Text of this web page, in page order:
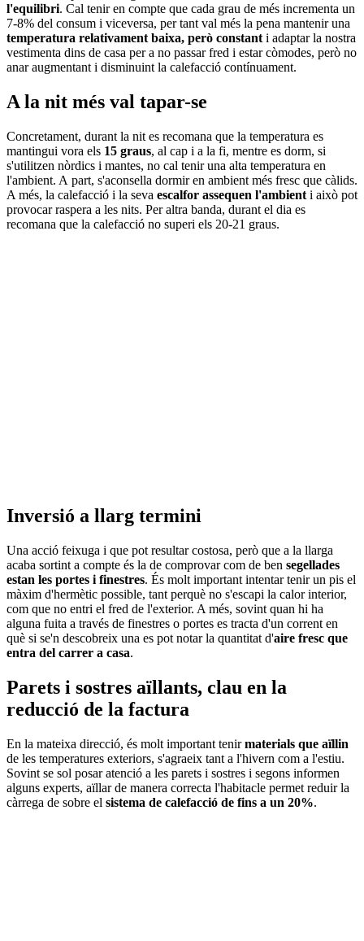
l'equilibri. Cal tenir en compte que cada grau de més incrementa un
7-8% del consum i viceversa, per tant val més la pena mantenir una
temperatura relativament baixa, però constanti adaptar la nostra
vestimenta dins de casa per a no passar fred i estar còmodes, però no
anar augmentant i disminuint la calefacció contínuament.
A la nit més val tapar-se
Concretament, durant la nit es recomana que la temperatura es
mantingui vora els 15 graus, al cap i a la fi, mentre es dorm, si
s'utilitzen nòrdics i mantes, no cal tenir una alta temperatura en
l'ambient. A part, s'aconsella dormir en ambient més fresc que càlids.
A més, la calefacció i la seva escalfor assequen l'ambient i això pot
provocar raspera a les nits. Per altra banda, durant el dia es
recomana que la calefacció no superi els 20-21 graus.
Inversió a llarg termini
Una acció feixuga i que pot resultar costosa, però que a la llarga
acaba sortint a compte és la de comprovar com de ben segellades
estan les portes i finestres. És molt important intentar tenir un pis el
màxim d'hermètic possible, tant perquè no s'escapi la calor interior,
com que no entri el fred de l'exterior. A més, sovint quan hi ha
alguna fuita a través de finestres o portes es tracta d'un corrent en
què si se'n descobreix una es pot notar la quantitat d'aire fresc que
entra del carrer a casa.
Parets i sostres aïllants, clau en la
reducció de la factura
En la mateixa direcció, és molt important tenirmaterials que aïllin
de les temperatures exteriors, s'agraeix tant a l'hivern com a l'estiu.
Sovint se sol posar atenció a les parets i sostres i segons informen
alguns experts, aïllar de manera correcta l'habitacle permet reduir la
càrrega de sobre el sistema de calefacció de fins a un 20%.